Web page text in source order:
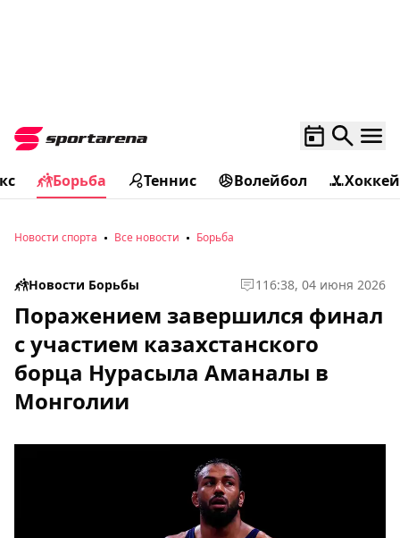
Борьба Теннис Волейбол Хоккей
Новости спорта Все новости Борьба
Новости Борьбы 1 16:38, 04 июня 2026
Поражением завершился финал
с участием казахстанского
борца Нурасыла Аманалы в
Монголии